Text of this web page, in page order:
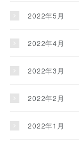
2022年5月
2022年4月
2022年3月
2022年2月
2022年1月